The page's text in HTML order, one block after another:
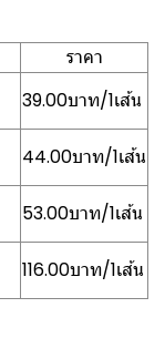
ราคา
39.00บาท/1เส้น
44.00บาท/1เส้น
53.00บาท/1เส้น
116.00บาท/1เส้น